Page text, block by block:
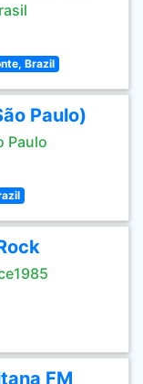
Brazil
Paulo)
Paulo
FM